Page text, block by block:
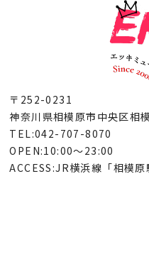
〒252-0231
神奈川県相模原市中央区相
TEL:042-707-8070
OPEN:10:00～23:00
ACCESS:JR横浜線「相模